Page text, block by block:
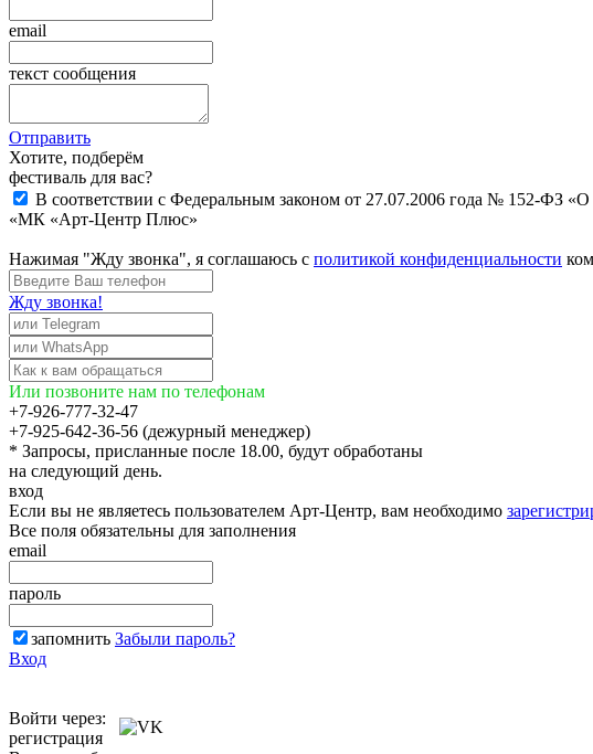
email
текст сообщения
Отправить
Хотите, подберём
фестиваль для вас?
В соответствии с Федеральным законом от 27.07.2006 года № 152-ФЗ
«МК «Арт-Центр Плюс»
Нажимая "Жду звонка", я соглашаюсь с политикой конфиденциальности
Жду звонка!
Или позвоните нам по телефонам
+7-926-777-32-47
+7-925-642-36-56 (дежурный менеджер)
* Запросы, присланные после 18.00, будут обработаны
на следующий день.
вход
Если вы не являетесь пользователем Арт-Центр, вам необходимо
Все поля обязательны для заполнения
email
пароль
запомнить Забыли пароль?
Вход
Войти через:
регистрация